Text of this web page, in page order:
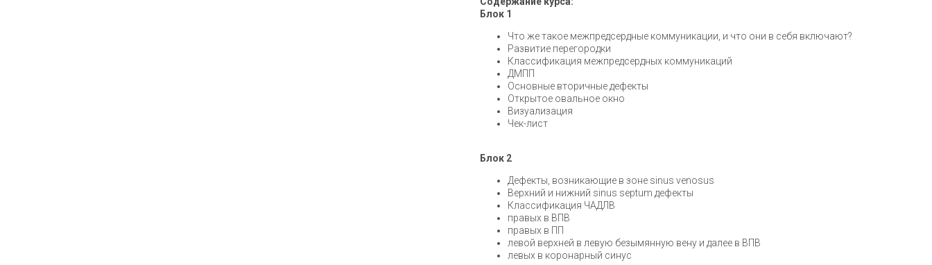
Блок 1
Что же такое межпредсердные коммуникации, и что они в себя включают?
Развитие перегородки
Классификация межпредсердных коммуникаций
ДМПП
Основные вторичные дефекты
Открытое овальное окно
Визуализация
Чек-лист
Блок 2
Дефекты, возникающие в зоне sinus venosus
Верхний и нижний sinus septum дефекты
Классификация ЧАДЛВ
правых в ВПВ
правых в ПП
левой верхней в левую безымянную вену и далее в ВПВ
левых в коронарный синус